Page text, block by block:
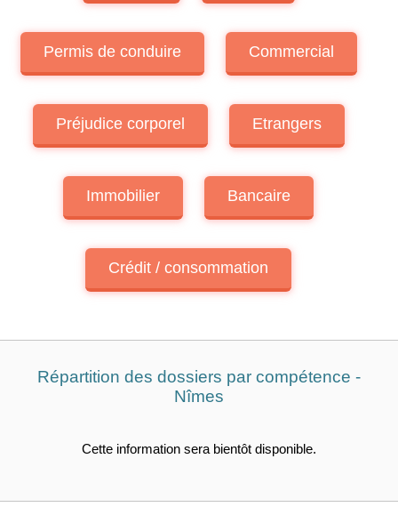
Permis de conduire Commercial
Préjudice corporel Etrangers
Immobilier Bancaire
Crédit / consommation
Répartition des dossiers par compétence -
Nîmes
Cette information sera bientôt disponible.